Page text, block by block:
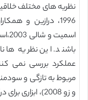
باشند. این نظریه ها
عملکرد بررسی نمی
و زو 2008)،